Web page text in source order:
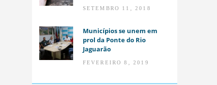
SETEMBRO 11, 2018
Municípios se unem em
prol da Ponte do Rio
Jaguarão
FEVEREIRO 8, 2019